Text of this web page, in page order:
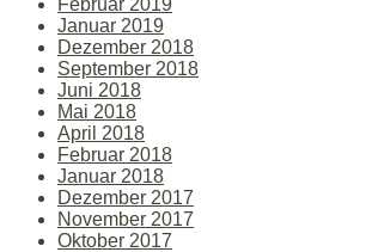
Februar 2019
Januar 2019
Dezember 2018
September 2018
Juni 2018
Mai 2018
April 2018
Februar 2018
Januar 2018
Dezember 2017
November 2017
Oktober 2017